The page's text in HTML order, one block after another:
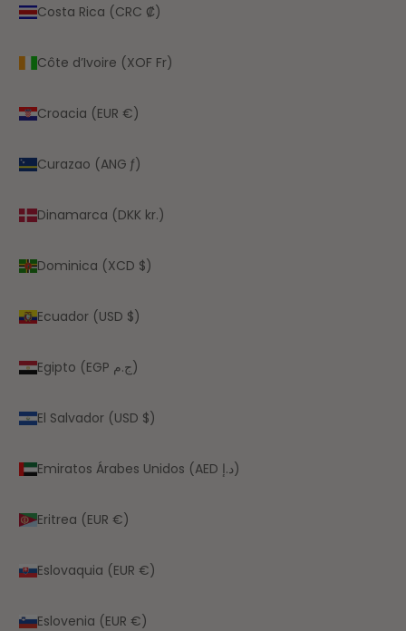
Costa Rica (CRC ₡)
Côte d’Ivoire (XOF Fr)
Croacia (EUR €)
Curazao (ANG ƒ)
Dinamarca (DKK kr.)
Dominica (XCD $)
Ecuador (USD $)
Egipto (EGP ج.م)
El Salvador (USD $)
Emiratos Árabes Unidos (AED د.إ)
Eritrea (EUR €)
Eslovaquia (EUR €)
Eslovenia (EUR €)